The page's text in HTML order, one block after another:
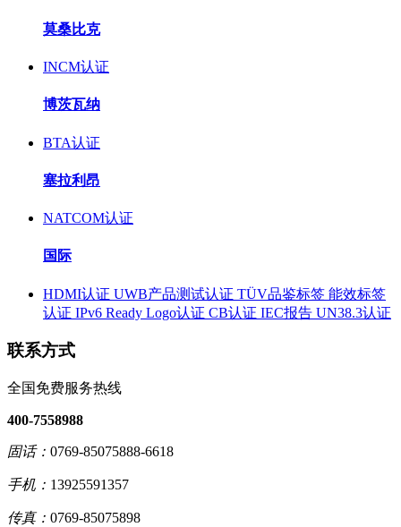
莫桑比克
INCM认证
博茨瓦纳
BTA认证
塞拉利昂
NATCOM认证
国际
HDMI认证 UWB产品测试认证 TÜV品鉴标签 能效标签
认证 IPv6 Ready Logo认证 CB认证 IEC报告 UN38.3认证
联系方式
全国免费服务热线
400-7558988
固话： 0769-85075888-6618
手机： 13925591357
传真： 0769-85075898